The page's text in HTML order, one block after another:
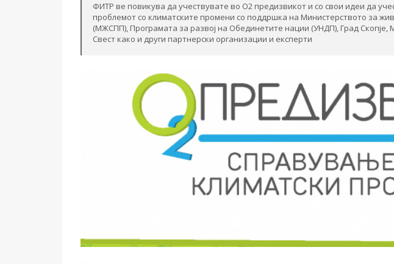
ФИТР ве повикува да учествувате во О2 предизвикот и со свои идеи да
проблемот со климатските промени со поддршка на Министерството за
(МЖСПП), Програмата за развој на Обединетите нации (УНДП), Град Скопје,
Свест како и други партнерски организации и експерти